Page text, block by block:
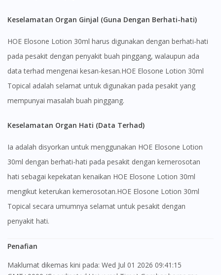
Keselamatan Organ Ginjal (Guna Dengan Berhati-hati)
HOE Elosone Lotion 30ml harus digunakan dengan berhati-hati
pada pesakit dengan penyakit buah pinggang, walaupun ada
data terhad mengenai kesan-kesan.HOE Elosone Lotion 30ml
Topical adalah selamat untuk digunakan pada pesakit yang
mempunyai masalah buah pinggang.
Keselamatan Organ Hati (Data Terhad)
Ia adalah disyorkan untuk menggunakan HOE Elosone Lotion
30ml dengan berhati-hati pada pesakit dengan kemerosotan
hati sebagai kepekatan kenaikan HOE Elosone Lotion 30ml
mengikut keterukan kemerosotan.HOE Elosone Lotion 30ml
Topical secara umumnya selamat untuk pesakit dengan
penyakit hati.
Penafian
Maklumat dikemas kini pada: Wed Jul 01 2026 09:41:15